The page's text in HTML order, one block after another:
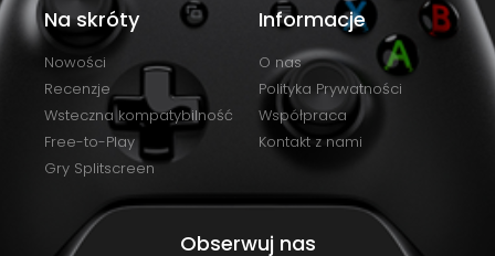
Na skróty
Nowości
Recenzje
Wsteczna kompatybilność
Free-to-Play
Gry Splitscreen
Informacje
O nas
Polityka Prywatności
Współpraca
Kontakt z nami
Obserwuj nas